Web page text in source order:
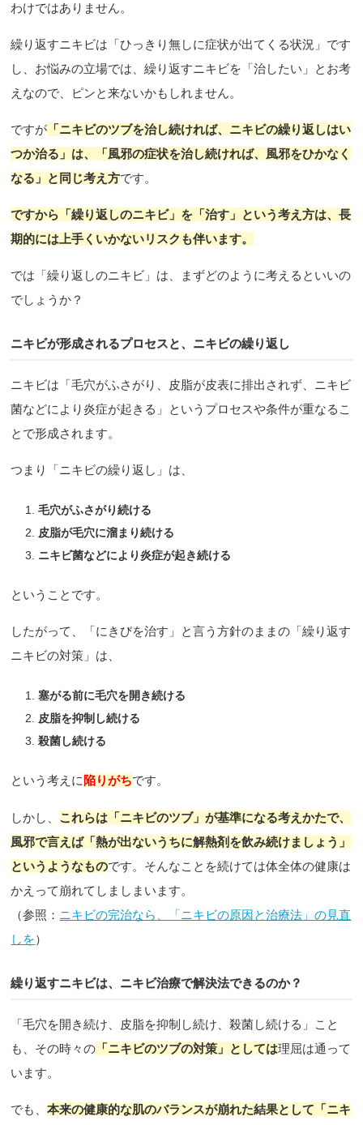
わけではありません。
繰り返すニキビは「ひっきり無しに症状が出てくる状況」です
し、お悩みの立場では、繰り返すニキビを「治したい」とお考
えなので、ピンと来ないかもしれません。
ですが 「ニキビのツブを治し続ければ、ニキビの繰り返しはい
つか治る」は、「風邪の症状を治し続ければ、風邪をひかなく
なる」と同じ考え方です。
ですから「繰り返しのニキビ」を「治す」という考え方は、長
期的には上手くいかないリスクも伴います。
では「繰り返しのニキビ」は、まずどのように考えるといいの
でしょうか？
ニキビが形成されるプロセスと、ニキビの繰り返し
ニキビは「毛穴がふさがり、皮脂が皮表に排出されず、ニキビ
菌などにより炎症が起きる」というプロセスや条件が重なるこ
とで形成されます。
つまり「ニキビの繰り返し」は、
毛穴がふさがり続ける
皮脂が毛穴に溜まり続ける
ニキビ菌などにより炎症が起き続ける
ということです。
したがって、「にきびを治す」と言う方針のままの「繰り返す
ニキビの対策」は、
塞がる前に毛穴を開き続ける
皮脂を抑制し続ける
殺菌し続ける
という考えに陥りがちです。
しかし、 これらは「ニキビのツブ」が基準になる考えかたで、
風邪で言えば「熱が出ないうちに解熱剤を飲み続けましょう」
というようなものです。そんなことを続けては体全体の健康は
かえって崩れてしましまいます。
（参照： ニキビの完治なら、「ニキビの原因と治療法」の見直
しを）
繰り返すニキビは、ニキビ治療で解決法できるのか？
「毛穴を開き続け、皮脂を抑制し続け、殺菌し続ける」こと
も、その時々の 「ニキビのツブの対策」としては理屈は通って
います。
でも、本来の健康的な肌のバランスが崩れた結果として「ニキ